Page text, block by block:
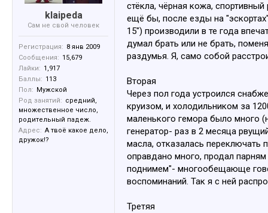
klaipeda
Сам не свой человек
Регистрация: 8 янв 2009
Сообщения: 15,679
Лайки: 1,917
Баллы: 113
Пол: Мужской
Род занятий: средний,
множественное число,
родительный падеж.
Адрес: А твоё какое дело,
дружок!?
стёкла, чёрная кожа,
ещё бы, после езды на
15") производили в те года
думал брать или не брать,
раздумья. Я, само собой
Вторая
Через пол года устроился
круизом, и холодильником за
маленького гемора было много
генератор- раз в 2 месяца
масла, отказалась переключать
оправдано много, продал
поднимем"- многообещающе
воспоминаний. Так я с ней
Третяя